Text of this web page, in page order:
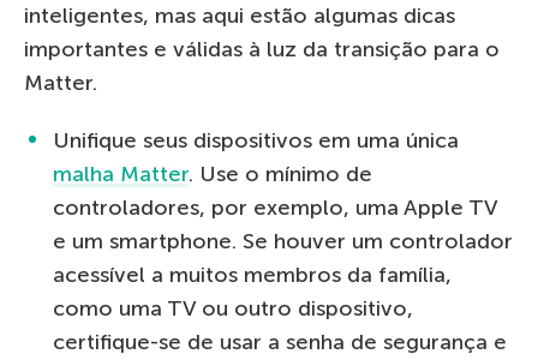
inteligentes, mas aqui estão algumas dicas
importantes e válidas à luz da transição para o
Matter.
Unifique seus dispositivos em uma única
malha Matter. Use o mínimo de
controladores, por exemplo, uma Apple TV
e um smartphone. Se houver um controlador
acessível a muitos membros da família,
como uma TV ou outro dispositivo,
certifique-se de usar a senha de segurança e